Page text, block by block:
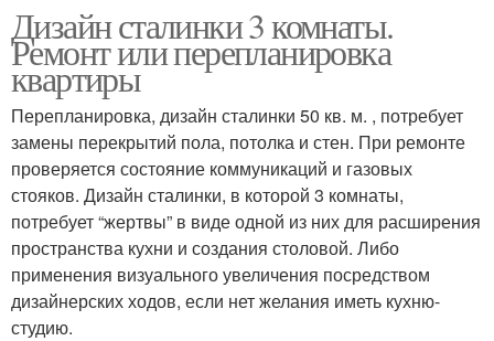
Дизайн сталинки 3 комнаты.
Ремонт или перепланировка
квартиры
Перепланировка, дизайн сталинки 50 кв. м. , потребует
замены перекрытий пола, потолка и стен. При ремонте
проверяется состояние коммуникаций и газовых
стояков. Дизайн сталинки, в которой 3 комнаты,
потребует “жертвы” в виде одной из них для расширения
пространства кухни и создания столовой. Либо
применения визуального увеличения посредством
дизайнерских ходов, если нет желания иметь кухню-
студию.